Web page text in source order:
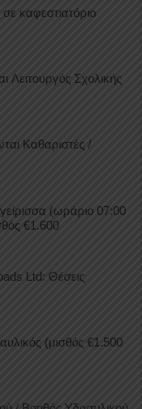
καφεστιατόριο
Λειτουργός Σχολικής
Καθαριστές /
(ωράριο 07:00
€1.600
Ltd: Θέσεις
(μισθός €1.500